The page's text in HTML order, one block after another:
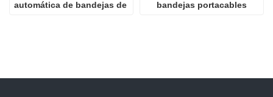
automática de bandejas de
bandejas portacables